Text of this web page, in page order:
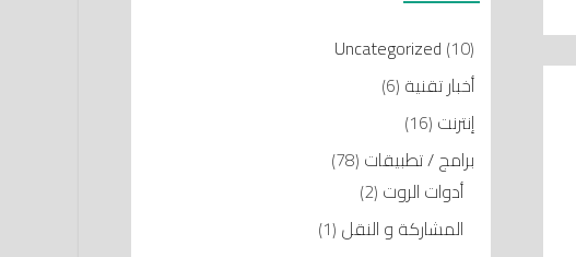
Uncategorized (10)
أخبار تقنية (6)
إنترنت (16)
برامج / تطبيقات (78)
أدوات الروت (2)
المشاركة و النقل (1)